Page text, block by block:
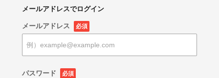
メールアドレスでログイン
メールアドレス 必須
パスワード 必須